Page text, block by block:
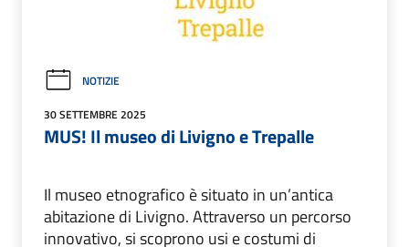
NOTIZIE
30 SETTEMBRE 2025
MUS! Il museo di Livigno e Trepalle
Il museo etnografico è situato in un’antica
abitazione di Livigno. Attraverso un percorso
innovativo, si scoprono usi e costumi di